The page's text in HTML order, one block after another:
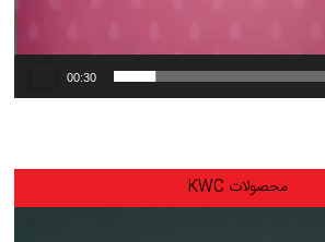
00:30
محصولات KWC